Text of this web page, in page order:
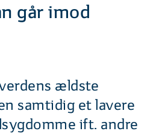
går imod
ældste
samtidig et lavere
ift. andre